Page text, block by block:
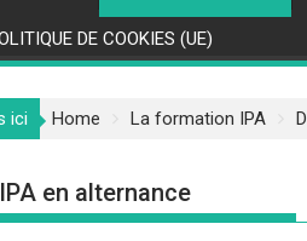
DE COOKIES (UE)
ici Home La formation IPA
en alternance